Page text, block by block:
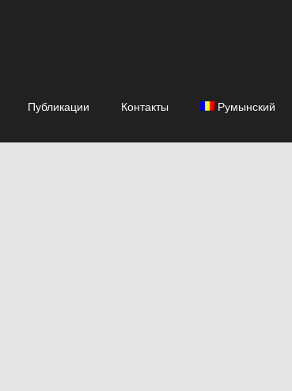
Публикации Контакты Румынский